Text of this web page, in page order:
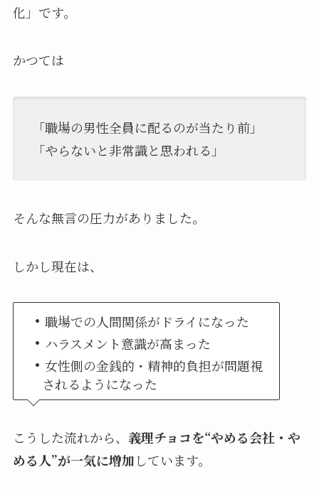
化」です。
かつては
「職場の男性全員に配るのが当たり前」
「やらないと非常識と思われる」
そんな無言の圧力がありました。
しかし現在は、
・職場での人間関係がドライになった
・ ハラスメント意識が高まった
・女性側の金銭的・精神的負担が問題視
されるようになった
こうした流れから、 義理チョコを“やめる会社・や
める人”が一気に増加しています。